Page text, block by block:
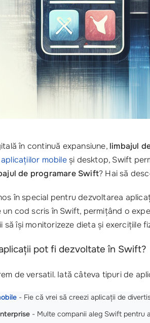
în continuă expansiune, limbajul
mobileși desktop, Swift
de programare Swift? Hai să
în special pentru dezvoltarea
un cod scris în Swift, permițând o
să își monitorizeze dieta și exercițiile
pot fi dezvoltate în Swift?
de versatil. Iată câteva tipuri de
- Fie că vrei să creezi aplicații de
- Multe companii aleg Swift pentru